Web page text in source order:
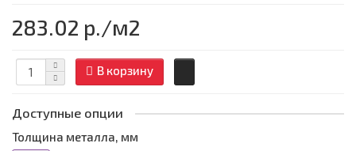
283.02 р./м2
В корзину
Доступные опции
Толщина металла, мм